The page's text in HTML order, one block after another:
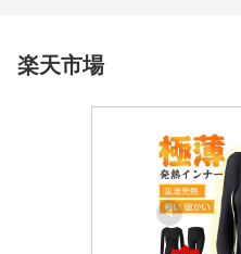
楽天市場